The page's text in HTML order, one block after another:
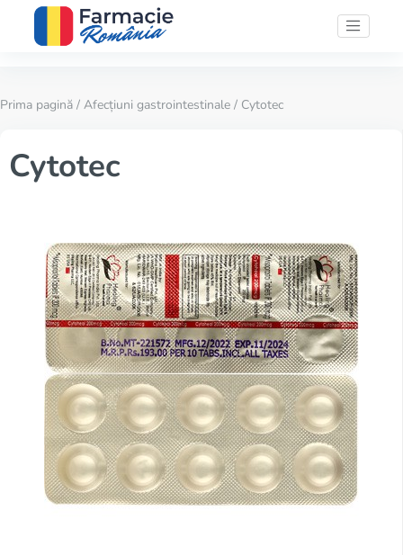
Prima pagină / Afecțiuni gastrointestinale / Cytotec
Cytotec